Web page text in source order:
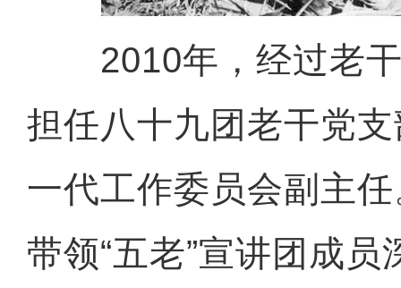
2010年，经过老干
担任八十九团老干党
一代工作委员会副主
带领“五老”宣讲团成